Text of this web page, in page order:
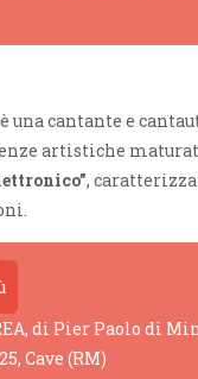
è una cantante e
artistiche
,
di Pier Paolo di
Cave (RM)